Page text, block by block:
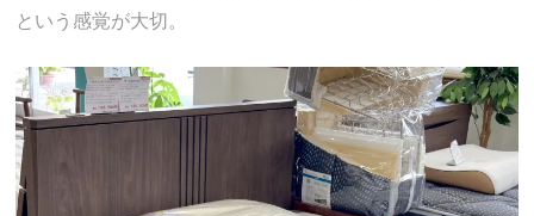
という感覚が大切。